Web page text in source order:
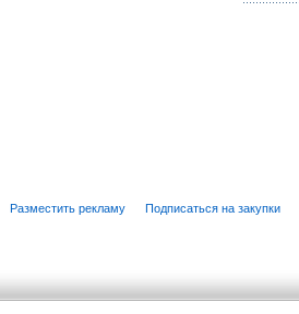
Разместить рекламу Подписаться на закупки